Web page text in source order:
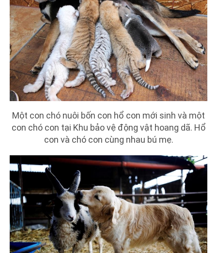
Một con chó nuôi bốn con hổ con mới sinh và một
con chó con tại Khu bảo vệ động vật hoang dã. Hổ
con và chó con cùng nhau bú mẹ.